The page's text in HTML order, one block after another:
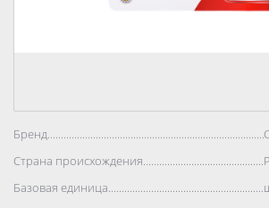
Бренд..................................................................................
Страна
Базовая